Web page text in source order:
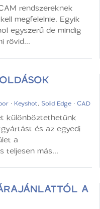
rendszereknek
megfelelnie. Egyik
egyszerű de mindig
rövid...
· Keyshot, Solid Edge ·CAD
különböztethetünk
és az egyedi
a
teljesen más...
A